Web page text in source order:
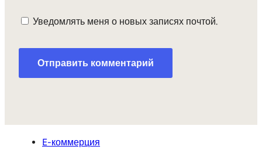
Уведомлять меня о новых записях почтой.
E-коммерция